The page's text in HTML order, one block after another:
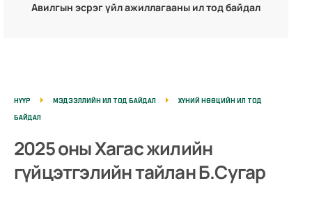
Авилгын эсрэг үйл ажиллагааны ил тод байдал
НҮҮР МЭДЭЭЛЛИЙН ИЛ ТОД БАЙДАЛ
ХҮНИЙ НӨӨЦИЙН ИЛ ТОД
БАЙДАЛ
2025 оны Хагас жилийн
гүйцэтгэлийн тайлан Б.Сугар